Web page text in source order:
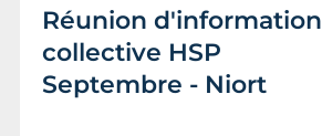
Réunion d'information
collective HSP
Septembre - Niort